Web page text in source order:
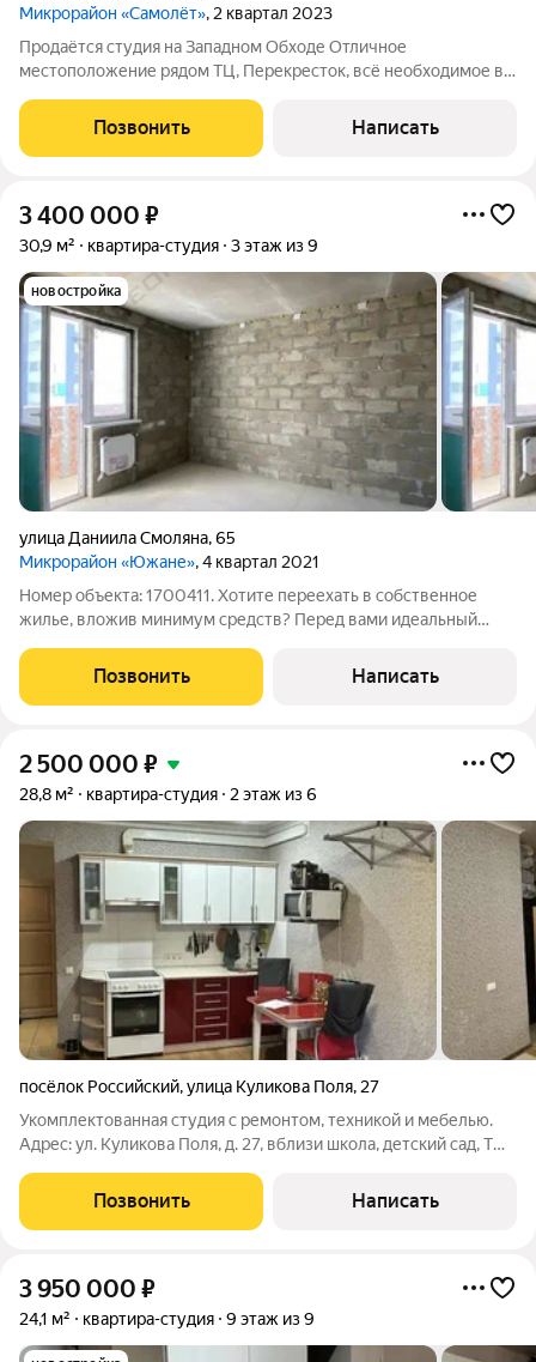
Микрорайон «Самолёт», 2 квартал 2023
Продаётся студия на Западном Обходе Отличное
местоположение рядом ТЦ, Перекресток, всё необходимое в
детские сады, аптеки и кафе. Квартира площадью 18,7 кв.м,
расположена на 14 этаже
Позвонить Написать
3 400 000 ₽
30,9 м² квартира-студия 3 этаж из 9
новостройка
улица Даниила Смоляна,65
Микрорайон «Южане», 4 квартал 2021
Номер объекта: 1700411. Хотите переехать в собственное
жилье, вложив минимум средств? Перед вами идеальный
площадью ровно 30.90 квадратных метров. Расположенная на
третьем этаже девятиэтажного
Позвонить Написать
2 500 000 ₽
28,8 м² квартира-студия 2 этаж из 6
посёлок Российский,улица Куликова Поля, 27
Укомплектованная студия с ремонтом, техникой и мебелью.
Адрес: ул. Куликова Поля, д. 27, вблизи школа, детский сад, ТЦ
Преимущества квартиры: полная готовность к проживанию,
местонахождение квартиры
Позвонить Написать
3 950 000 ₽
24,1 м² квартира-студия 9 этаж из 9